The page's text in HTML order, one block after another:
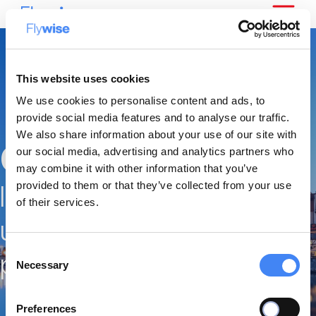
This website uses cookies
We use cookies to personalise content and ads, to
provide social media features and to analyse our traffic.
We also share information about your use of our site with
our social media, advertising and analytics partners who
may combine it with other information that you’ve
provided to them or that they’ve collected from your use
of their services.
Consent
Selection
Necessary
Preferences
Gdansk
la vieille ville de gdansk est
un plaisir pour les yeux et ...
pour votre portefeuille!